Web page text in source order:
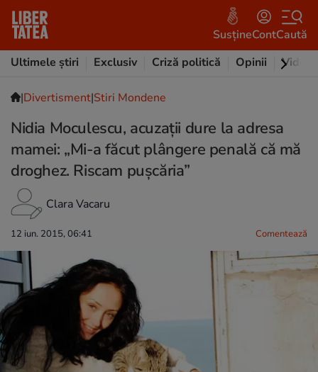
SusțineContCaută
Ultimele știri
Exclusiv Criză politică Opinii Video
|Divertisment|Stiri Mondene
Nidia Moculescu, acuzaţii dure la adresa
mamei: „Mi-a făcut plângere penală că mă
droghez. Riscam puşcăria”
Clara Vacaru
12 iun. 2015, 06:41 Comentează